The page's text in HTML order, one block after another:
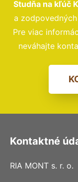
Studňa na kľúč
a
Pre viac
neváhajte
Kontaktné
RIA MONT s. r. o.